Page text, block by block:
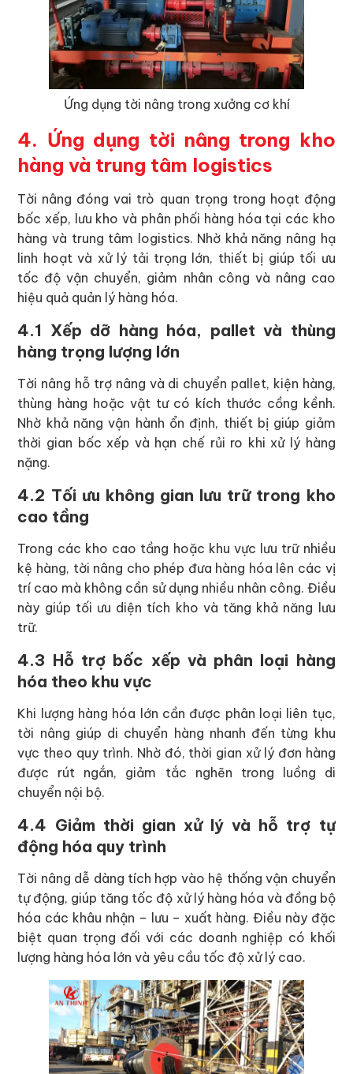
Ứng dụng tời nâng trong xưởng cơ khí
4. Ứng dụng tời nâng trong kho
hàng và trung tâm logistics
Tời nâng đóng vai trò quan trọng trong hoạt động
bốc xếp, lưu kho và phân phối hàng hóa tại các kho
hàng và trung tâm logistics. Nhờ khả năng nâng hạ
linh hoạt và xử lý tải trọng lớn, thiết bị giúp tối ưu
tốc độ vận chuyển, giảm nhân công và nâng cao
hiệu quả quản lý hàng hóa.
4.1 Xếp dỡ hàng hóa, pallet và thùng
hàng trọng lượng lớn
Tời nâng hỗ trợ nâng và di chuyển pallet, kiện hàng,
thùng hàng hoặc vật tư có kích thước cồng kềnh.
Nhờ khả năng vận hành ổn định, thiết bị giúp giảm
thời gian bốc xếp và hạn chế rủi ro khi xử lý hàng
nặng.
4.2 Tối ưu không gian lưu trữ trong kho
cao tầng
Trong các kho cao tầng hoặc khu vực lưu trữ nhiều
kệ hàng, tời nâng cho phép đưa hàng hóa lên các vị
trí cao mà không cần sử dụng nhiều nhân công. Điều
này giúp tối ưu diện tích kho và tăng khả năng lưu
trữ.
4.3 Hỗ trợ bốc xếp và phân loại hàng
hóa theo khu vực
Khi lượng hàng hóa lớn cần được phân loại liên tục,
tời nâng giúp di chuyển hàng nhanh đến từng khu
vực theo quy trình. Nhờ đó, thời gian xử lý đơn hàng
được rút ngắn, giảm tắc nghẽn trong luồng di
chuyển nội bộ.
4.4 Giảm thời gian xử lý và hỗ trợ tự
động hóa quy trình
Tời nâng dễ dàng tích hợp vào hệ thống vận chuyển
tự động, giúp tăng tốc độ xử lý hàng hóa và đồng bộ
hóa các khâu nhận – lưu – xuất hàng. Điều này đặc
biệt quan trọng đối với các doanh nghiệp có khối
lượng hàng hóa lớn và yêu cầu tốc độ xử lý cao.